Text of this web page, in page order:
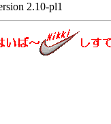
2.10-pl1